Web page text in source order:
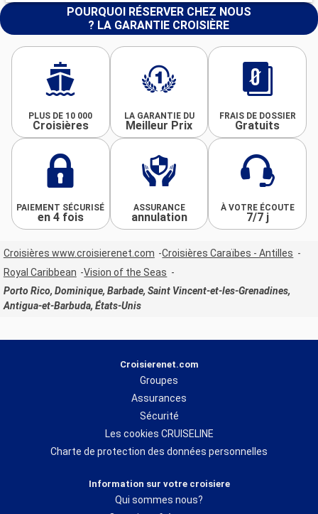
POURQUOI RÉSERVER CHEZ NOUS
? LA GARANTIE CROISIÈRE
PLUS DE 10 000
Croisières
LA GARANTIE DU
Meilleur Prix
FRAIS DE DOSSIER
Gratuits
PAIEMENT SÉCURISÉ
en 4 fois
ASSURANCE
annulation
À VOTRE ÉCOUTE
7/7 j
Croisières www.croisierenet.com
Croisières Caraïbes - Antilles
Royal Caribbean
Vision of the Seas
Porto Rico, Dominique, Barbade, Saint Vincent-et-les-Grenadines,
Antigua-et-Barbuda, États-Unis
Croisierenet.com
Groupes
Assurances
Sécurité
Les cookies CRUISELINE
Charte de protection des données personnelles
Information sur votre croisiere
Qui sommes nous?